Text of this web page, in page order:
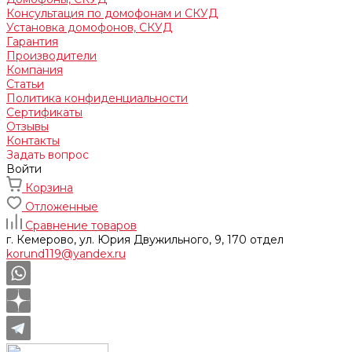
Консультация по домофонам и СКУД
Установка домофонов, СКУД
Гарантия
Производители
Компания
Статьи
Политика конфиденциальности
Сертификаты
Отзывы
Контакты
Задать вопрос
Войти
Корзина
Отложенные
Сравнение товаров
г. Кемерово, ул. Юрия Двужильного, 9, 170 отдел
korund119@yandex.ru